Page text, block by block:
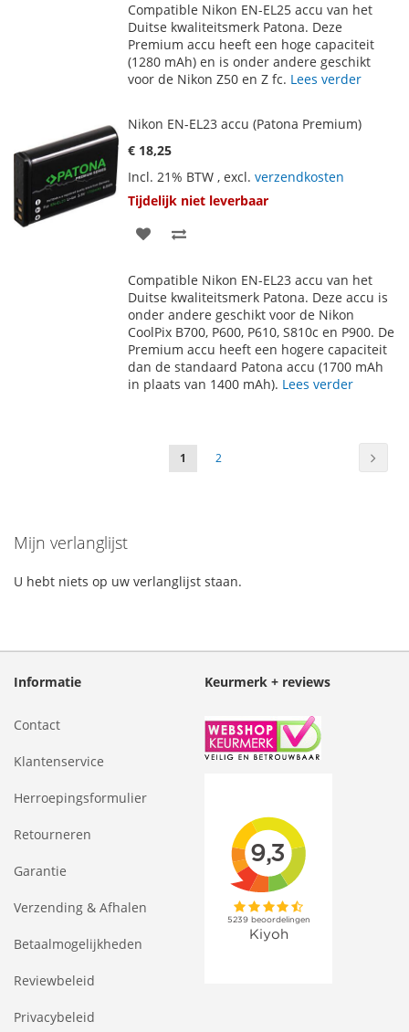
AAN
VERLANGLIJST
TE
VERGELIJKEN
Compatible Nikon EN-EL25 accu van het
Duitse kwaliteitsmerk Patona. Deze
Premium accu heeft een hoge capaciteit
(1280 mAh) en is onder andere geschikt
voor de Nikon Z50 en Z fc. Lees verder
Nikon EN-EL23 accu (Patona Premium)
€ 18,25
Incl. 21% BTW , excl. verzendkosten
Tijdelijk niet leverbaar
VOEG
AAN
VERLANGLIJST
TE
VERGELIJKEN
Compatible Nikon EN-EL23 accu van het
Duitse kwaliteitsmerk Patona. Deze accu is
onder andere geschikt voor de Nikon
CoolPix B700, P600, P610, S810c en P900. De
Premium accu heeft een hogere capaciteit
dan de standaard Patona accu (1700 mAh
in plaats van 1400 mAh). Lees verder
Pagina
U1 Pagina
2
Mijn verlanglijst
U hebt niets op uw verlanglijst staan.
Informatie
Contact
Klantenservice
Herroepingsformulier
Retourneren
Garantie
Verzending & Afhalen
Betaalmogelijkheden
Reviewbeleid
Privacybeleid
Keurmerk + reviews